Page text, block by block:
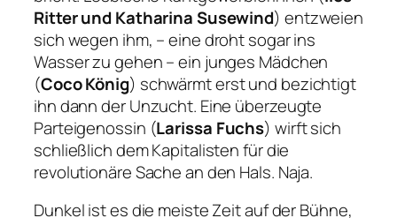
Ritter und Katharina Susewind) entzweien
sich wegen ihm, – eine droht sogar ins
Wasser zu gehen – ein junges Mädchen
(Coco König) schwärmt erst und bezichtigt
ihn dann der Unzucht. Eine überzeugte
Parteigenossin (Larissa Fuchs) wirft sich
schließlich dem Kapitalisten für die
revolutionäre Sache an den Hals. Naja.
Dunkel ist es die meiste Zeit auf der Bühne,